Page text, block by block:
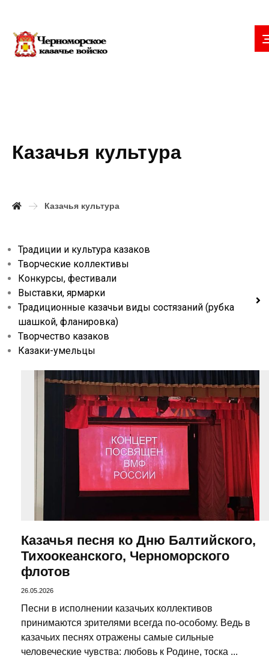
Казачья культура
Казачья культура
Традиции и культура казаков
Творческие коллективы
Конкурсы, фестивали
Выставки, ярмарки
Традиционные казачьи виды состязаний (рубка
шашкой, фланировка)
Творчество казаков
Казаки-умельцы
Казачья песня ко Дню Балтийского,
Тихоокеанского, Черноморского
флотов
26.05.2026
Песни в исполнении казачьих коллективов
принимаются зрителями всегда по-особому. Ведь в
казачьих песнях отражены самые сильные
человеческие чувства: любовь к Родине, тоска ...